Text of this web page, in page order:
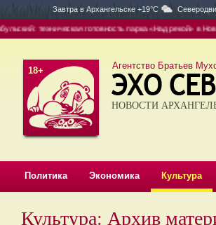
Завтра в Архангельске +19°C
техническая готовность парка «Над рекой» в
18+ Агентство Братьев
НОВОСТИ
Политика Экономика Культура
Культура: Архив